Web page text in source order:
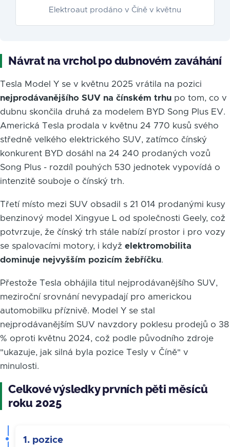
Elektroaut prodáno v Číně v květnu
Návrat na vrchol po dubnovém zaváhání
Tesla Model Y se v květnu 2025 vrátila na pozici
nejprodávanějšího SUV na čínském trhu po tom, co v
dubnu skončila druhá za modelem BYD Song Plus EV.
Americká Tesla prodala v květnu 24 770 kusů svého
středně velkého elektrického SUV, zatímco čínský
konkurent BYD dosáhl na 24 240 prodaných vozů
Song Plus - rozdíl pouhých 530 jednotek vypovídá o
intenzitě souboje o čínský trh.
Třetí místo mezi SUV obsadil s 21 014 prodanými kusy
benzinový model Xingyue L od společnosti Geely, což
potvrzuje, že čínský trh stále nabízí prostor i pro vozy
se spalovacími motory, i když elektromobilita
dominuje nejvyšším pozicím žebříčku.
Přestože Tesla obhájila titul nejprodávanějšího SUV,
meziroční srovnání nevypadají pro americkou
automobilku příznivě. Model Y se stal
nejprodávanějším SUV navzdory poklesu prodejů o 38
% oproti květnu 2024, což podle původního zdroje
"ukazuje, jak silná byla pozice Tesly v Číně" v
minulosti.
Celkové výsledky prvních pěti měsíců
roku 2025
1. pozice